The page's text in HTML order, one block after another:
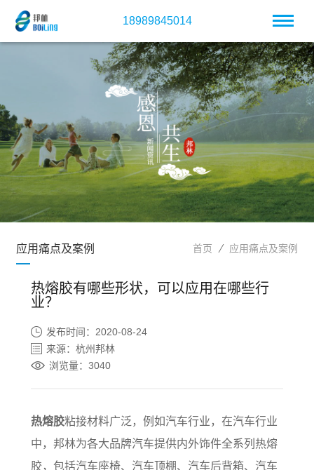
18989845014
应用痛点及案例 首页 应用痛点及案例
热熔胶有哪些形状，可以应用在哪些行
业？
发布时间：2020-08-24
来源：杭州邦林
浏览量：3040
热熔胶粘接材料广泛，例如汽车行业，在汽车行业
中，邦林为各大品牌汽车提供内外饰件全系列热熔
胶，包括汽车座椅、汽车顶棚、汽车后背箱、汽车